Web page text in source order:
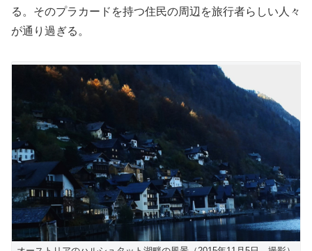
る。そのプラカードを持つ住民の周辺を旅行者らしい人々
が通り過ぎる。